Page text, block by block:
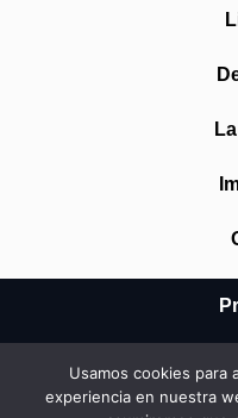
Usamos cookies para
experiencia en nuestra